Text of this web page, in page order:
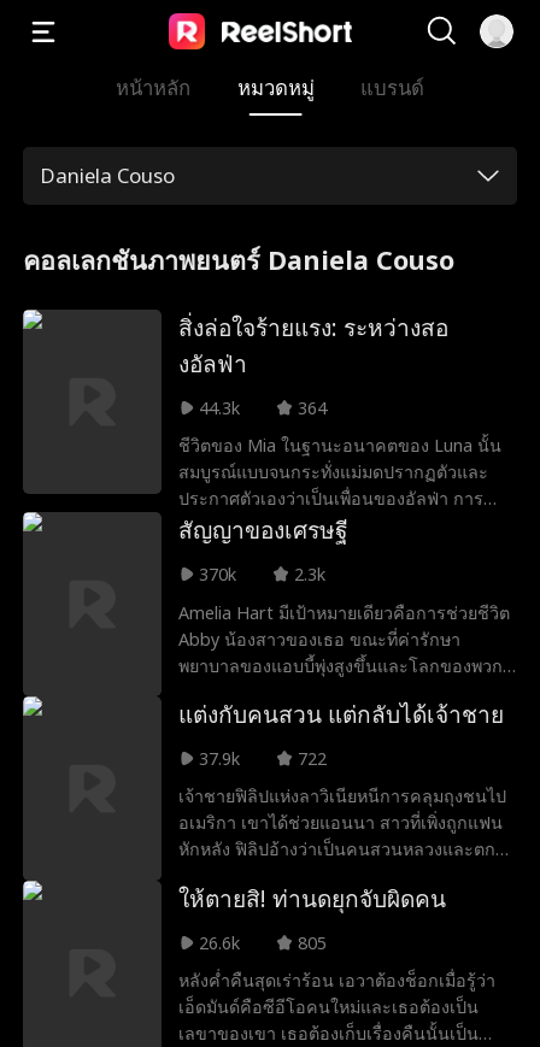
หน้าหลัก หมวดหมู่ แบรนด์
Daniela Couso
คอลเลกชันภาพยนตร์ Daniela Couso
สิ่งล่อใจร้ายแรง: ระหว่างสอ
งอัลฟ่า
44.3k
364
ชีวิตของ Mia ในฐานะอนาคตของ Luna นั้น
สมบูรณ์แบบจนกระทั่งแม่มดปรากฏตัวและ
ประกาศตัวเองว่าเป็นเพื่อนของอัลฟ่า การ
ทรยศโดยทั้งครอบครัวของเธอ Penniless,
packless และตั้งครรภ์, Mia พบอัลฟ่าอีกคนที่
อ้างว่าเป็นรักแท้ของเธอ เธอสามารถไว้วางใจ
คนแปลกหน้าลึกลับคนนี้ได้หรือไม่? หรือว่า
เธอเป็นผู้จำนำในเกมที่อันตราย?
สัญญาของเศรษฐี
370k
2.3k
Amelia Hart มีเป้าหมายเดียวคือการช่วยชีวิต
Abby น้องสาวของเธอ ขณะที่ค่ารักษา
พยาบาลของแอบบี้พุ่งสูงขึ้นและโลกของพวก
กับมาดามเอ็กซ์ เจ้าของบริการเพื่อนเที่ยวที่
หน้ากับ Nathan Reed ซีอีโอมหาเศรษฐีที่มี
เดิมพันสูง เพื่อช่วยชีวิตน้องสาวของเธอ เอมี
เลีย ฮาร์ตต้องสละชีวิต เธอต้องแต่งงานกับนา
ธาน รีด และให้กำเนิดลูกกับเขา!
แต่งกับคนสวน แต่กลับได้เจ้าชาย
37.9k
722
เจ้าชายฟิลิปแห่งลาวิเนียหนีการคลุมถุงชนไป
อเมริกา เขาได้ช่วยแอนนา สาวที่เพิ่งถูกแฟน
หักหลัง ฟิลิปอ้างว่าเป็นคนสวนหลวงและตกลง
กันจัดการแม่เลี้ยงและน้องสาวต่างแม่ จนแอน
ภาพเหมือนราชวงศ์ได้สำเร็จ สุดท้ายฟิลิปเผย
ตัวตนจริง ทำให้ครอบครัวยอมรับแอนนา และ
ใช้ชีวิตคู่อย่างมีความสุขที่แคลิฟอร์เนีย
ให้ตายสิ! ท่านดยุกจับผิดคน
26.6k
805
หลังค่ำคืนสุดเร่าร้อน เอวาต้องช็อกเมื่อรู้ว่า
เอ็ดมันด์คือซีอีโอคนใหม่และเธอต้องเป็น
เลขาของเขา เธอต้องเก็บเรื่องคืนนั้นเป็น